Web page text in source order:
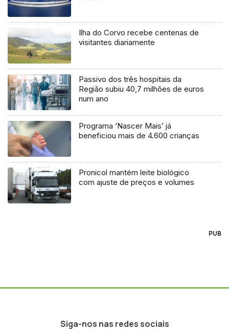
Ilha do Corvo recebe centenas de
visitantes diariamente
Passivo dos três hospitais da
Região subiu 40,7 milhões de euros
num ano
Programa ‘Nascer Mais’ já
beneficiou mais de 4.600 crianças
Pronicol mantém leite biológico
com ajuste de preços e volumes
PUB
Siga-nos nas redes sociais